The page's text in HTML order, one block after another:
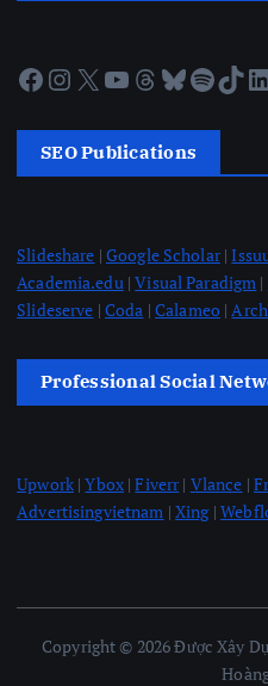
Facebook Instagram X YouTube Threads Bluesky Spotify TikTok LinkedIn
SEO Publications
Slideshare | Google Scholar|
Academia.edu |Visual Paradigm |
Slideserve | Coda | Calameo|
Professional Social
Upwork|Ybox|Fiverr| Vlance |
Advertisingvietnam |Xing|
Copyright © 2026 Được Xây